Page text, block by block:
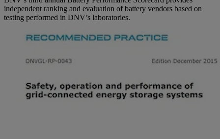
independent ranking and evaluation of battery vendors based on
testing performed in DNV’s laboratories.